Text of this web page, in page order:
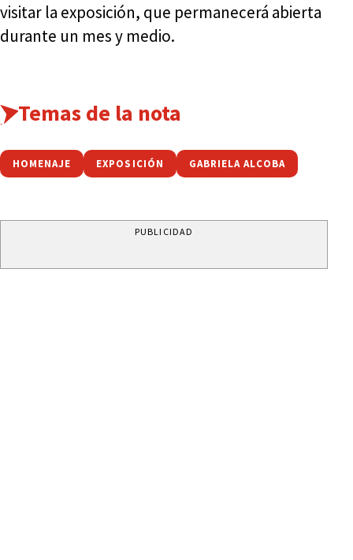
visitar la exposición, que permanecerá abierta
durante un mes y medio.
Temas de la nota
HOMENAJE EXPOSICIÓN GABRIELA ALCOBA
PUBLICIDAD